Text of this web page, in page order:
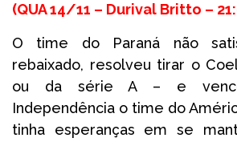
(QUA 14/11 – Durival Britto –
O time do Paraná não
rebaixado, resolveu tirar o
ou da série A – e
Independência o time do
tinha esperanças em se